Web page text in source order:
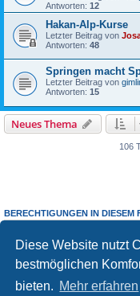
Diese Website nutzt
bestmöglichen
bieten. Mehr erfahren
Antworten: 12
Hakan-Alp-Kurse
Letzter Beitrag von
Antworten: 48
Springen macht
Letzter Beitrag von
Antworten: 15
Neues Thema
106
BERECHTIGUNGEN IN DIESEM
Du darfst
keine Antworten zu
Du darfst deine Beiträge in
Du darfst deine Beiträge in
keine